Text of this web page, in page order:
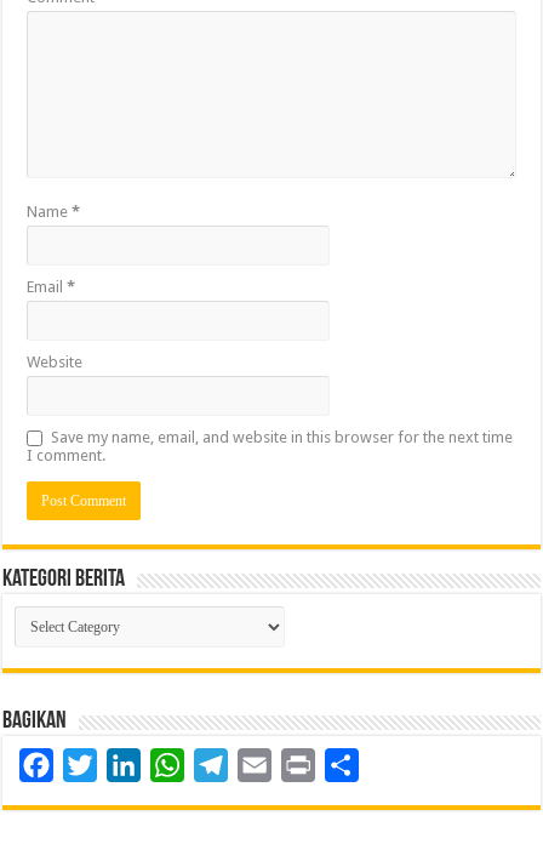
Name*
Email*
Website
Save my name, email, and website in this browser for the next time
I comment.
Kategori Berita
Kategori
Berita
Bagikan
FacebookTwitterLinkedInWhatsAppTelegram
Email Print